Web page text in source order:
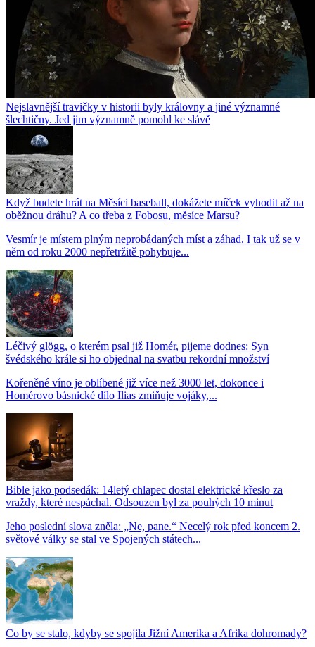
Nejslavnější travičky v historii byly královny a jiné významné
šlechtičny. Jed jim významně pomohl ke slávě
Když budete hrát na Měsíci baseball, dokážete míček vyhodit až na
oběžnou dráhu? A co třeba z Fobosu, měsíce Marsu?
Vesmír je místem plným neprobádaných míst a záhad. I tak už se v
něm od roku 2000 nepřetržitě pohybuje...
Léčivý glögg, o kterém psal již Homér, pijeme dodnes: Syn
švédského krále si ho objednal na svatbu rekordní množství
Kořeněné víno je oblíbené již více než 3000 let, dokonce i
Homérovo básnické dílo Ilias zmiňuje vojáky,...
Bible jako podsedák: 14letý chlapec dostal elektrické křeslo za
vraždy, které nespáchal. Odsouzen byl za pouhých 10 minut
Jeho poslední slova zněla: „Ne, pane.“ Necelý rok před koncem 2.
světové války se stal ve Spojených státech...
Co by se stalo, kdyby se spojila Jižní Amerika a Afrika dohromady?